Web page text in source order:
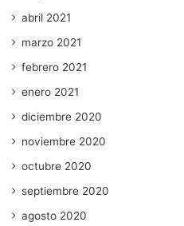
abril 2021
marzo 2021
febrero 2021
enero 2021
diciembre 2020
noviembre 2020
octubre 2020
septiembre 2020
agosto 2020